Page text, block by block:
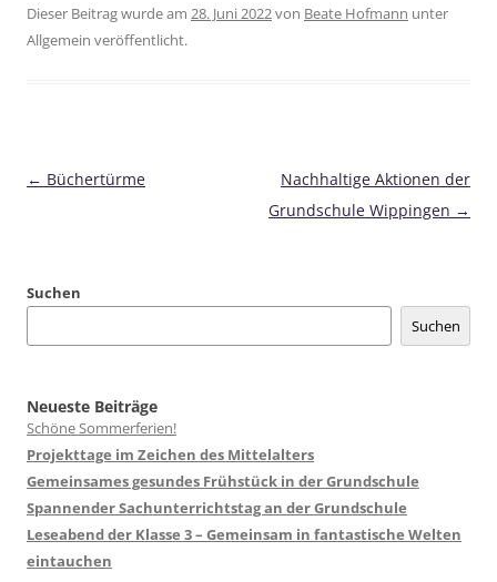
Dieser Beitrag wurde am 28. Juni 2022von Beate Hofmann unter
Allgemein veröffentlicht.
Beitragsnavigation
← Büchertürme
Nachhaltige Aktionen der
Grundschule Wippingen →
Suchen
Suchen
Neueste Beiträge
Schöne Sommerferien!
Projekttage im Zeichen des Mittelalters
Gemeinsames gesundes Frühstück in der Grundschule
Spannender Sachunterrichtstag an der Grundschule
Leseabend der Klasse 3 – Gemeinsam in fantastische Welten
eintauchen